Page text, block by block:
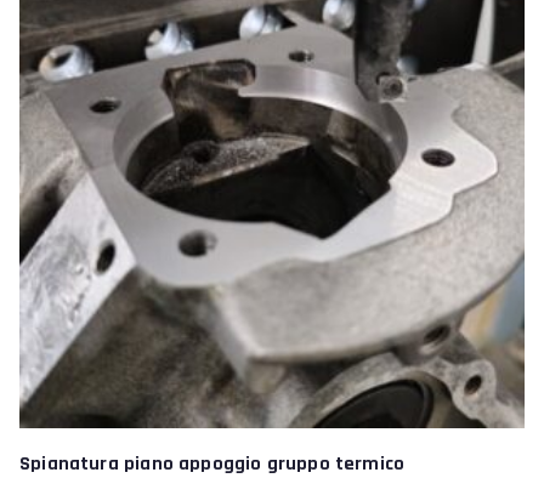
Spianatura piano appoggio gruppo termico